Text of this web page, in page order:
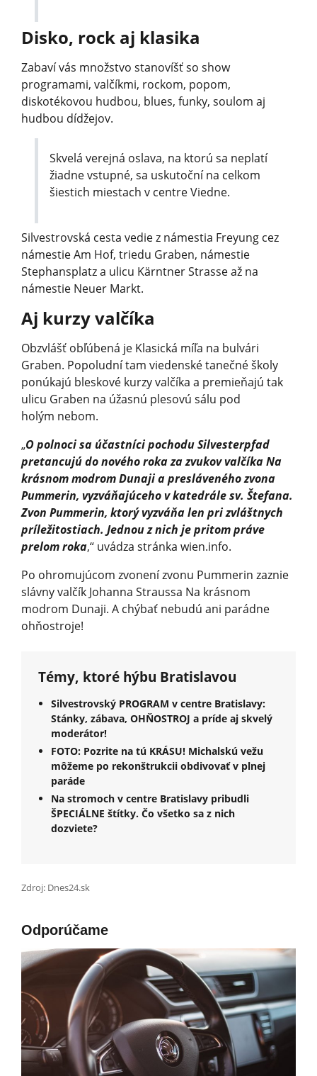
Disko, rock aj klasika
Zabaví vás množstvo stanovíšť so show
programami, valčíkmi, rockom, popom,
diskotékovou hudbou, blues, funky, soulom aj
hudbou dídžejov.
Skvelá verejná oslava, na ktorú sa neplatí
žiadne vstupné, sa uskutoční na celkom
šiestich miestach v centre Viedne.
Silvestrovská cesta vedie z námestia Freyung cez
námestie Am Hof, triedu Graben, námestie
Stephansplatz a ulicu Kärntner Strasse až na
námestie Neuer Markt.
Aj kurzy valčíka
Obzvlášť obľúbená je Klasická míľa na bulvári
Graben. Popoludní tam viedenské tanečné školy
ponúkajú bleskové kurzy valčíka a premieňajú tak
ulicu Graben na úžasnú plesovú sálu pod
holým nebom.
„O polnoci sa účastníci pochodu Silvesterpfad
pretancujú do nového roka za zvukov valčíka Na
krásnom modrom Dunaji a presláveného zvona
Pummerin, vyzváňajúceho v katedrále sv. Štefana.
Zvon Pummerin, ktorý vyzváňa len pri zvláštnych
príležitostiach. Jednou z nich je pritom práve
prelom roka,“ uvádza stránka wien.info.
Po ohromujúcom zvonení zvonu Pummerin zaznie
slávny valčík Johanna Straussa Na krásnom
modrom Dunaji. A chýbať nebudú ani parádne
ohňostroje!
Témy, ktoré hýbu Bratislavou
Silvestrovský PROGRAM v centre Bratislavy:
Stánky, zábava, OHŇOSTROJ a príde aj skvelý
moderátor!
FOTO: Pozrite na tú KRÁSU! Michalskú vežu
môžeme po rekonštrukcii obdivovať v plnej
paráde
Na stromoch v centre Bratislavy pribudli
ŠPECIÁLNE štítky. Čo všetko sa z nich
dozviete?
Zdroj: Dnes24.sk
Odporúčame